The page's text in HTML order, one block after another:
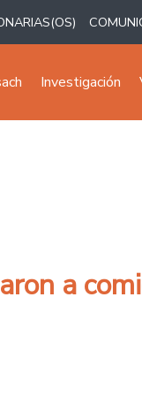
Investigación
a